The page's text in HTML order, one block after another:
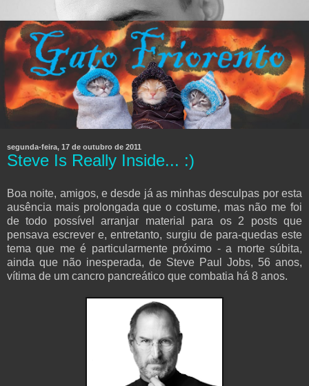
segunda-feira, 17 de outubro de 2011
Steve Is Really Inside... :)
Boa noite, amigos, e desde já as minhas desculpas por esta
ausência mais prolongada que o costume, mas não me foi
de todo possível arranjar material para os 2 posts que
pensava escrever e, entretanto, surgiu de para-quedas este
tema que me é particularmente próximo - a morte súbita,
ainda que não inesperada, de Steve Paul Jobs, 56 anos,
vítima de um cancro pancreático que combatia há 8 anos.